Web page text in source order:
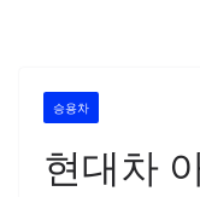
승용차
현대차